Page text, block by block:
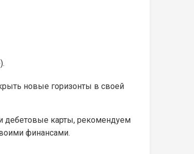
новые горизонты в своей
дебетовые карты, рекомендуем
финансами.